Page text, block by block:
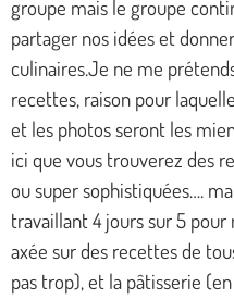
groupe mais le groupe
partager nos idées et
culinaires.Je ne me
recettes, raison pour
et les photos seront les
ici que vous trouverez des
ou super sophistiquées….
travaillant 4 jours sur 5
axée sur des recettes de
pas trop), et la pâtisserie